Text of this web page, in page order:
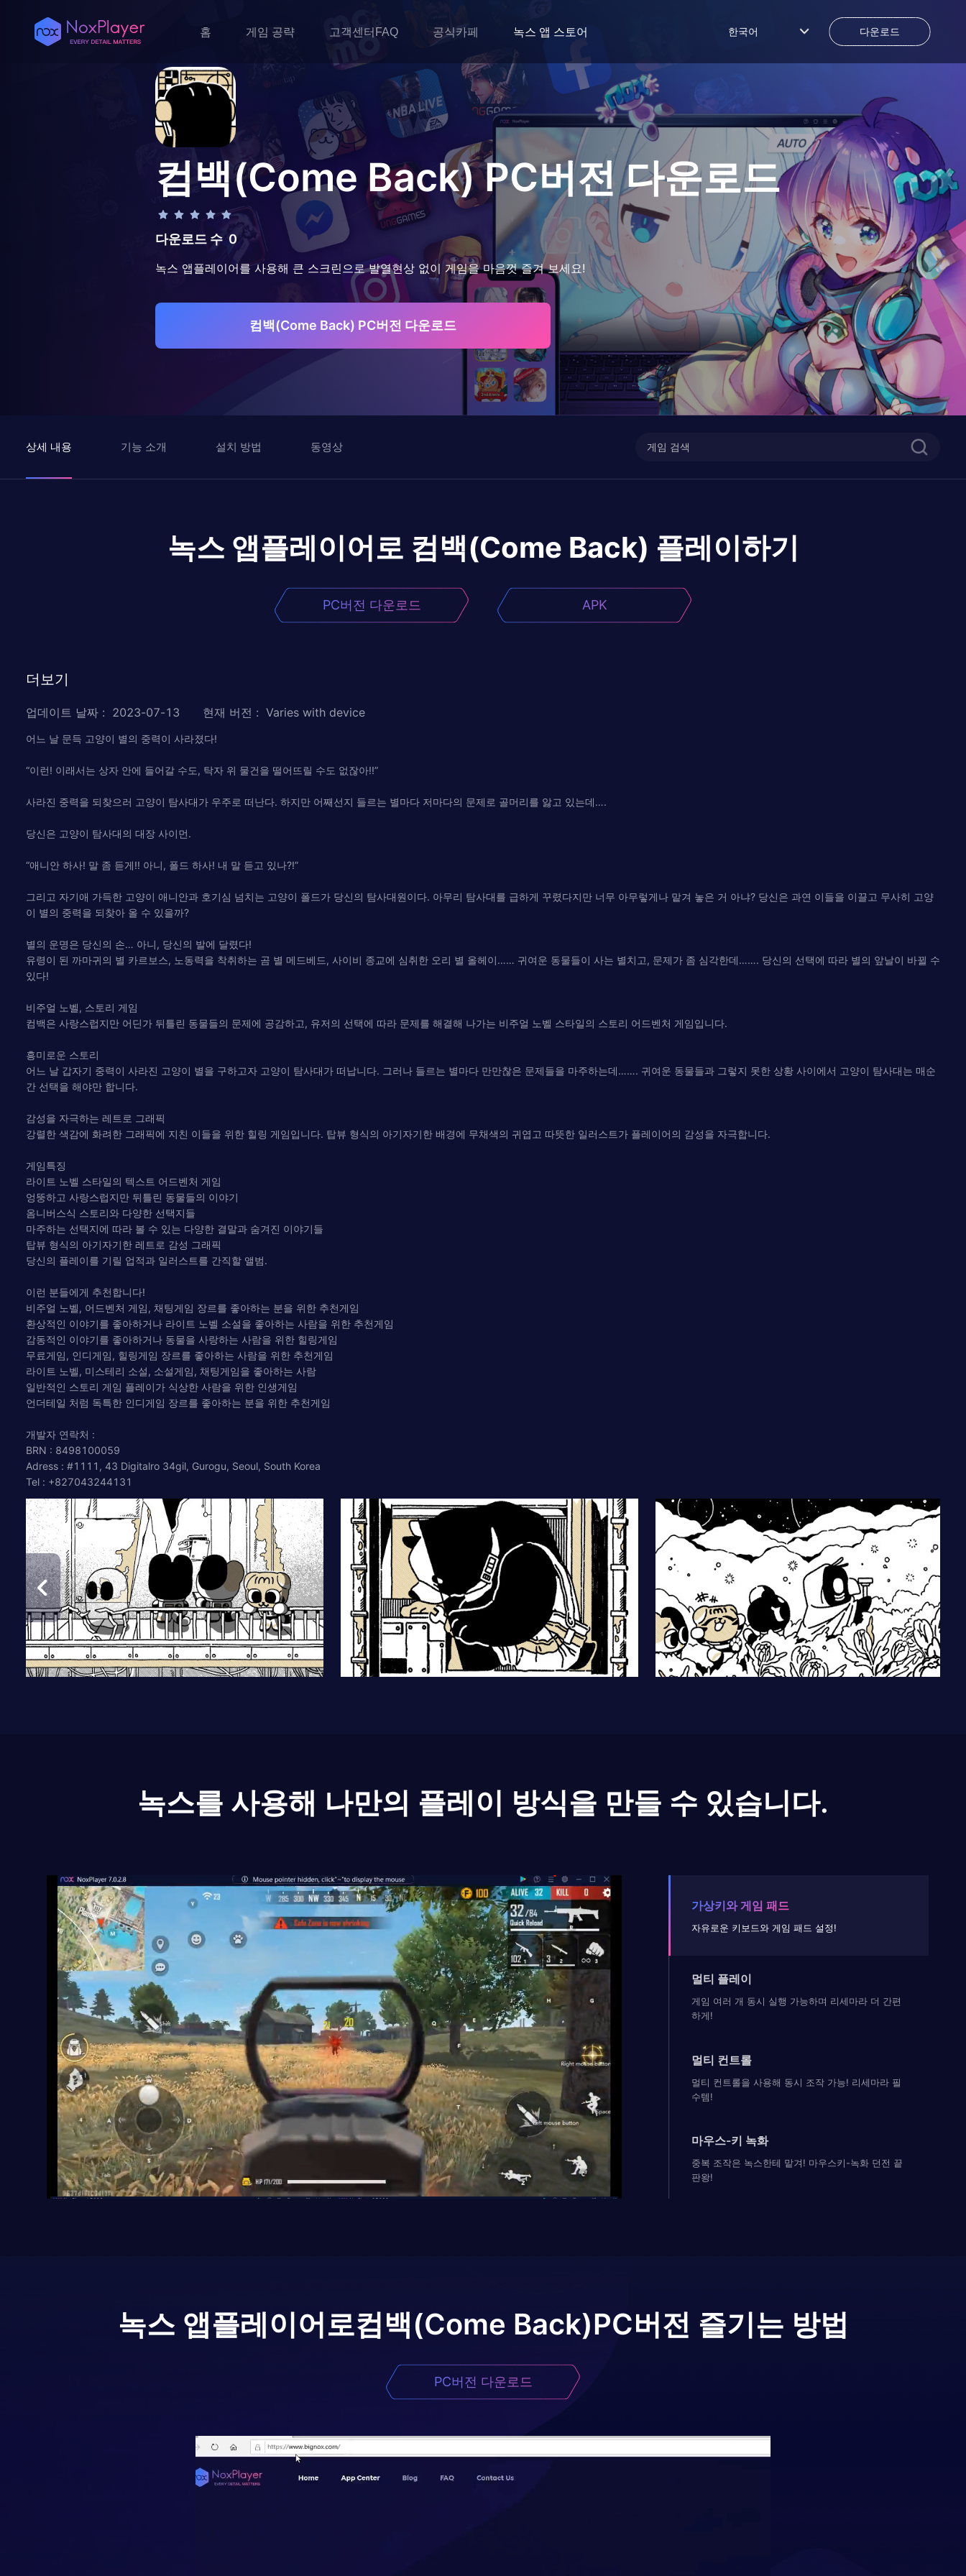
홈 게임 공략 고객센터FAQ 공식카페 녹스 앱 스토어 한국어 다운로드
컴백(Come Back)PC버전 다운로드
다운로드 수 0
녹스 앱플레이어를 사용해 큰 스크린으로 발열현상 없이 게임을 마음껏 즐겨 보세요!
컴백(Come Back) PC버전 다운로드
상세 내용 기능 소개 설치 방법 동영상
녹스 앱플레이어로 컴백(Come Back) 플레이하기
PC버전 다운로드 APK
더보기
업데이트 날짜 : 2023-07-13 현재 버전 : Varies with device
어느 날 문득 고양이 별의 중력이 사라졌다!
“이런! 이래서는 상자 안에 들어갈 수도, 탁자 위 물건을 떨어뜨릴 수도 없잖아!!”
사라진 중력을 되찾으러 고양이 탐사대가 우주로 떠난다. 하지만 어째선지 들르는 별마다 저마다의 문제로 골머리를 앓고 있는데….
당신은 고양이 탐사대의 대장 사이먼.
“애니안 하사! 말 좀 듣게!! 아니, 폴드 하사! 내 말 듣고 있나?!”
그리고 자기애 가득한 고양이 애니안과 호기심 넘치는 고양이 폴드가 당신의 탐사대원이다. 아무리 탐사대를 급하게 꾸렸다지만 너무 아무렇게나 맡겨 놓은 거 아냐? 당신은 과연 이들을 이끌고 무사히 고양
이 별의 중력을 되찾아 올 수 있을까?
별의 운명은 당신의 손… 아니, 당신의 발에 달렸다!
유령이 된 까마귀의 별 카르보스, 노동력을 착취하는 곰 별 메드베드, 사이비 종교에 심취한 오리 별 올헤이…… 귀여운 동물들이 사는 별치고, 문제가 좀 심각한데……. 당신의 선택에 따라 별의 앞날이 바뀔 수
있다!
비주얼 노벨, 스토리 게임
컴백은 사랑스럽지만 어딘가 뒤틀린 동물들의 문제에 공감하고, 유저의 선택에 따라 문제를 해결해 나가는 비주얼 노벨 스타일의 스토리 어드벤처 게임입니다.
흥미로운 스토리
어느 날 갑자기 중력이 사라진 고양이 별을 구하고자 고양이 탐사대가 떠납니다. 그러나 들르는 별마다 만만찮은 문제들을 마주하는데……. 귀여운 동물들과 그렇지 못한 상황 사이에서 고양이 탐사대는 매순
간 선택을 해야만 합니다.
감성을 자극하는 레트로 그래픽
강렬한 색감에 화려한 그래픽에 지친 이들을 위한 힐링 게임입니다. 탑뷰 형식의 아기자기한 배경에 무채색의 귀엽고 따뜻한 일러스트가 플레이어의 감성을 자극합니다.
게임특징
라이트 노벨 스타일의 텍스트 어드벤처 게임
엉뚱하고 사랑스럽지만 뒤틀린 동물들의 이야기
옴니버스식 스토리와 다양한 선택지들
마주하는 선택지에 따라 볼 수 있는 다양한 결말과 숨겨진 이야기들
탑뷰 형식의 아기자기한 레트로 감성 그래픽
당신의 플레이를 기릴 업적과 일러스트를 간직할 앨범.
이런 분들에게 추천합니다!
비주얼 노벨, 어드벤처 게임, 채팅게임 장르를 좋아하는 분을 위한 추천게임
환상적인 이야기를 좋아하거나 라이트 노벨 소설을 좋아하는 사람을 위한 추천게임
감동적인 이야기를 좋아하거나 동물을 사랑하는 사람을 위한 힐링게임
무료게임, 인디게임, 힐링게임 장르를 좋아하는 사람을 위한 추천게임
라이트 노벨, 미스테리 소설, 소설게임, 채팅게임을 좋아하는 사람
일반적인 스토리 게임 플레이가 식상한 사람을 위한 인생게임
언더테일 처럼 독특한 인디게임 장르를 좋아하는 분을 위한 추천게임
개발자 연락처 :
BRN : 8498100059
Adress : #1111, 43 Digitalro 34gil, Gurogu, Seoul, South Korea
Tel : +827043244131
녹스를 사용해 나만의 플레이 방식을 만들 수 있습니다.
가상키와 게임 패드
자유로운 키보드와 게임 패드 설정!
멀티 플레이
게임 여러 개 동시 실행 가능하며 리세마라 더 간편
하게!
멀티 컨트롤
멀티 컨트롤을 사용해 동시 조작 가능! 리세마라 필
수템!
마우스-키 녹화
중복 조작은 녹스한테 맡겨! 마우스키-녹화 던전 끝
판왕!
녹스 앱플레이어로컴백(Come Back)PC버전 즐기는 방법
PC버전 다운로드